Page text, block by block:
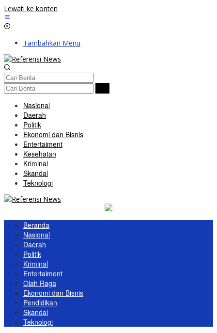
Lewati ke konten
Tambahkan Menu
Nasional
Daerah
Politik
Ekonomi dan Bisnis
Entertaiment
Kesehatan
Kriminal
Skandal
Teknologi
Beranda
Nasional
Daerah
Politik
Kriminal
Entertaiment
Olah Raga
Ekonomi dan Bisnis
Pendidikan
Skandal
Teknologi